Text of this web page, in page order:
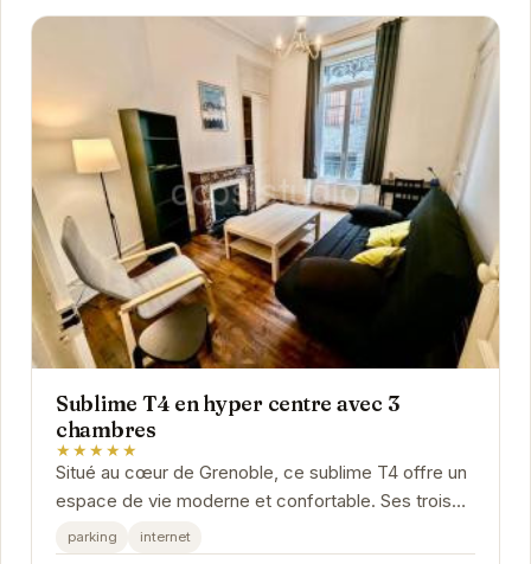
Sublime T4 en hyper centre avec 3
chambres
★★★★★
Situé au cœur de Grenoble, ce sublime T4 offre un
espace de vie moderne et confortable. Ses trois
chambres peuvent accueillir jusqu'à six...
parking internet